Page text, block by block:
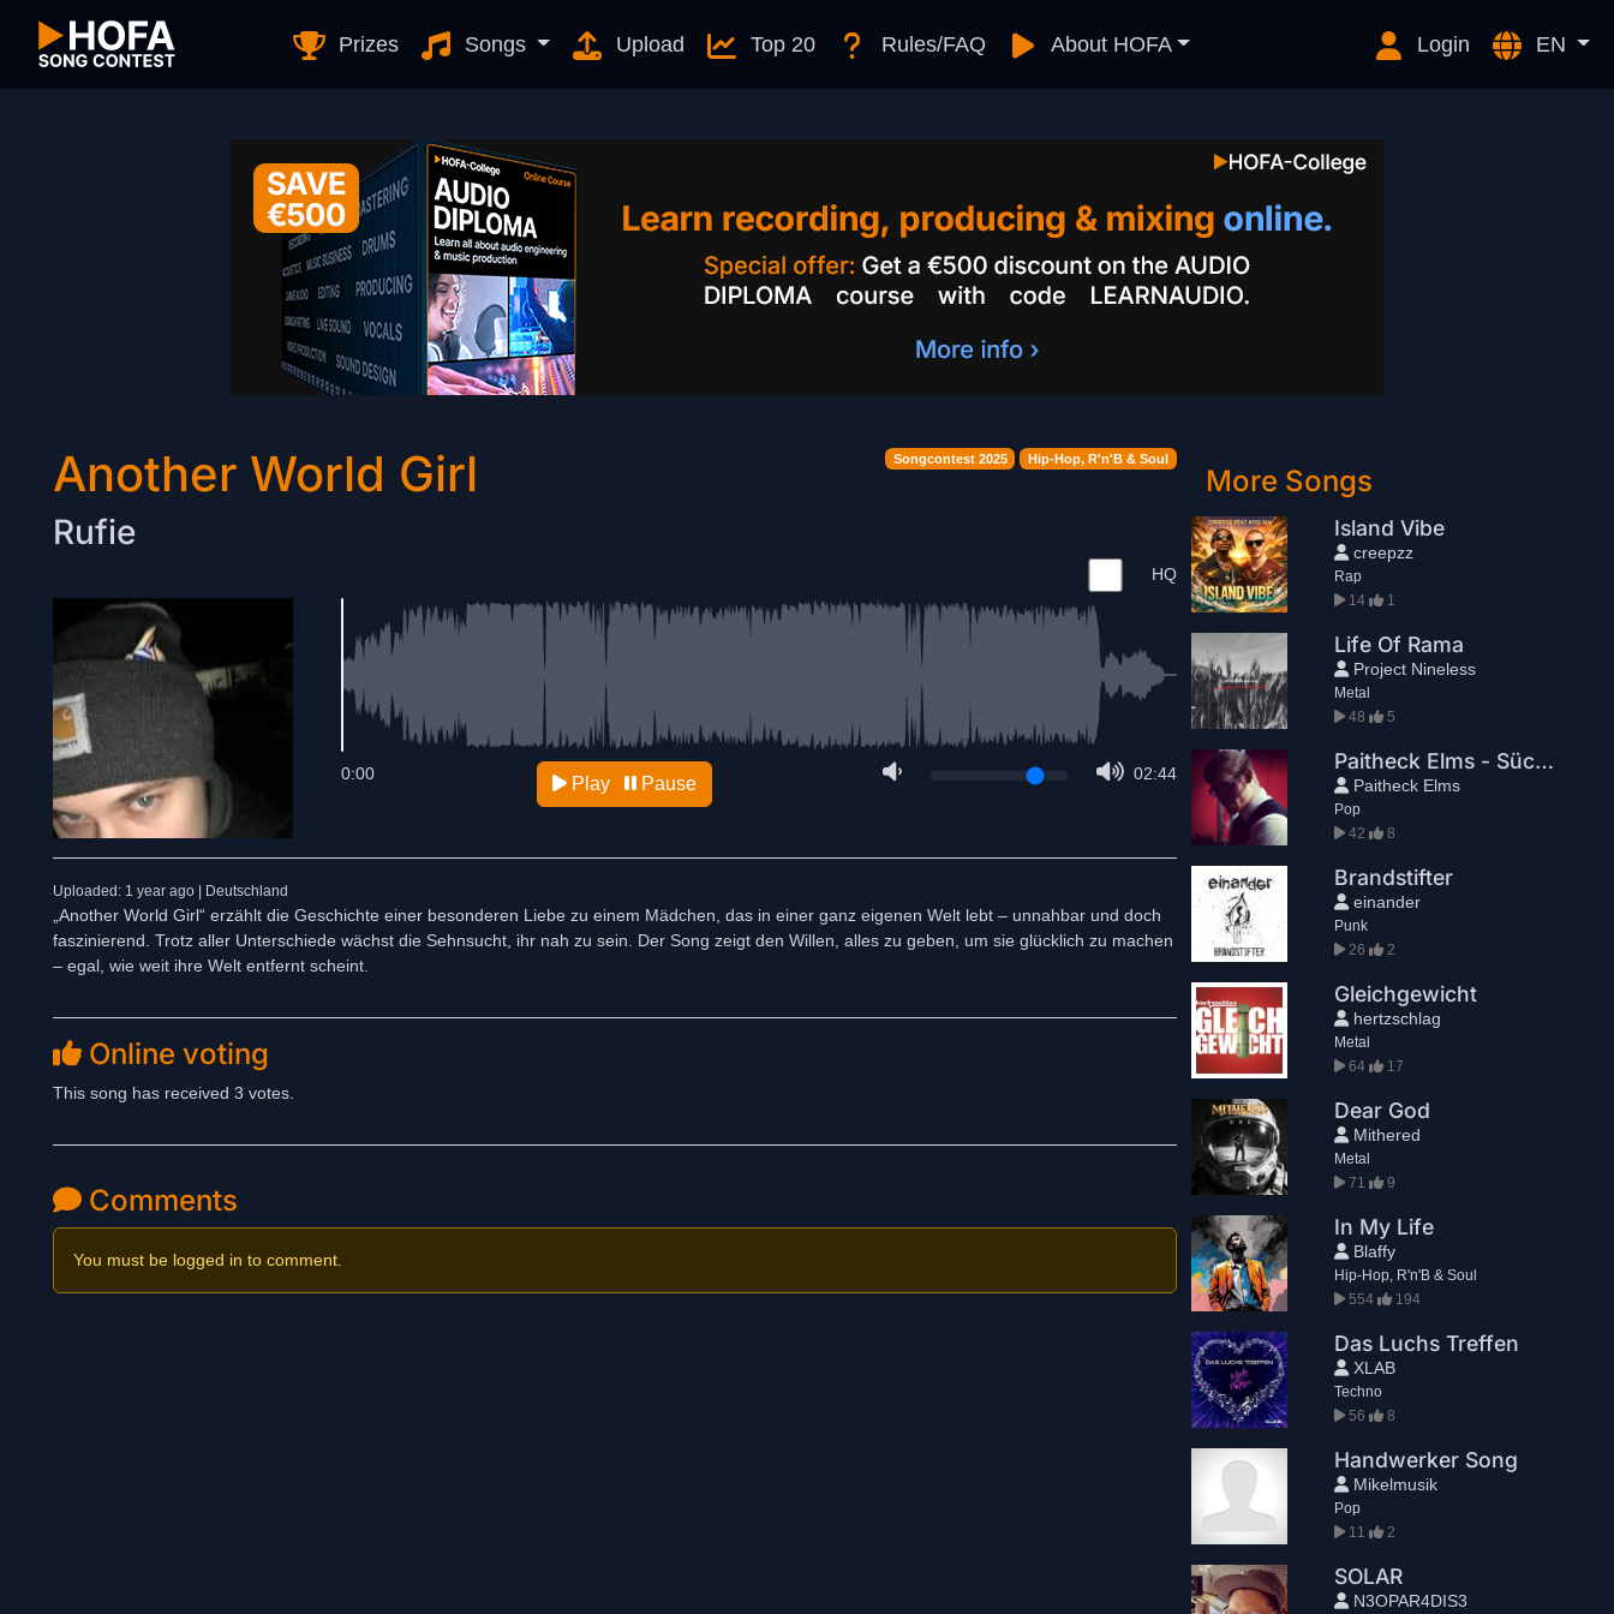
Prizes Songs Upload Top 20 Rules/FAQ About HOFA Login EN
Songcontest 2025 Hip-Hop, R'n'B & Soul
Another World Girl
Rufie
HQ
02:44
0:00 Play Pause
Uploaded: 1 year ago | Deutschland
„Another World Girl“ erzählt die Geschichte einer besonderen Liebe zu einem Mädchen, das in einer ganz eigenen Welt lebt – unnahbar und doch
faszinierend. Trotz aller Unterschiede wächst die Sehnsucht, ihr nah zu sein. Der Song zeigt den Willen, alles zu geben, um sie glücklich zu machen
– egal, wie weit ihre Welt entfernt scheint.
Online voting
This song has received 3 votes.
Comments
You must be logged in to comment.
More Songs
Island Vibe
creepzz
Rap
14
1
Life Of Rama
Project Nineless
Metal
48
5
Paitheck Elms - Süchtig
Paitheck Elms
Pop
42
8
Brandstifter
einander
Punk
26
2
Gleichgewicht
hertzschlag
Metal
64
17
Dear God
Mithered
Metal
71
9
In My Life
Blaffy
Hip-Hop, R'n'B & Soul
554
194
Das Luchs Treffen
XLAB
Techno
56
8
Handwerker Song
Mikelmusik
Pop
11
2
SOLAR
N3OPAR4DIS3